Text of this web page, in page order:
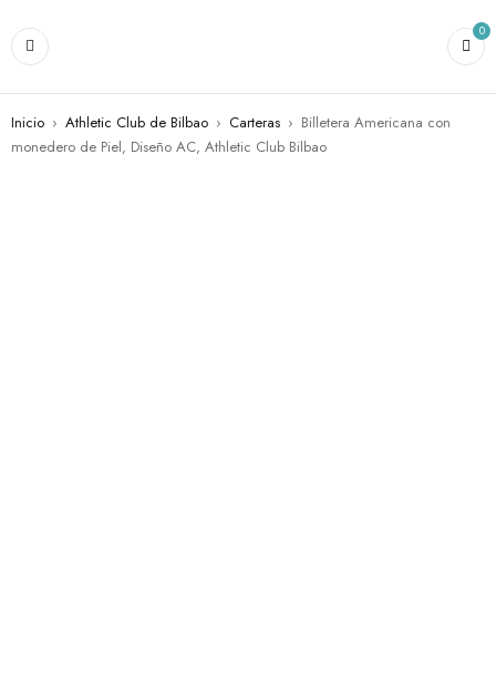
0
Inicio › Athletic Club de Bilbao › Carteras › Billetera Americana con
monedero de Piel, Diseño AC, Athletic Club Bilbao